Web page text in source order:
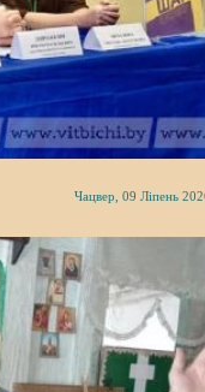
Чацвер, 09 Ліпень